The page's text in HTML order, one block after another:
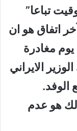
تباعا”
اتفاق هو ان
مغادرة
الايراني
الوفد.
هو عدم